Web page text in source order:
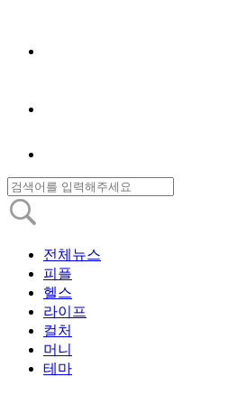
전체뉴스
피플
헬스
라이프
컬처
머니
테마